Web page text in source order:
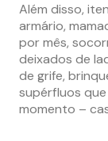
Além disso,
armário,
por mês,
deixados de
de grife,
supérfluos
momento –